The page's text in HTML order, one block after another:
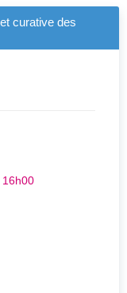
curative des